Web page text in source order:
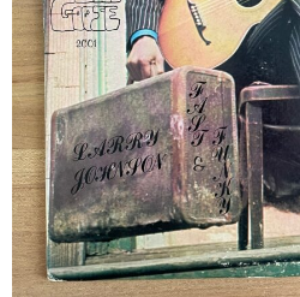
Categories
New Arrivals
新譜
GG RECORD （当店のレーベル）
全商品
JAZZ-US